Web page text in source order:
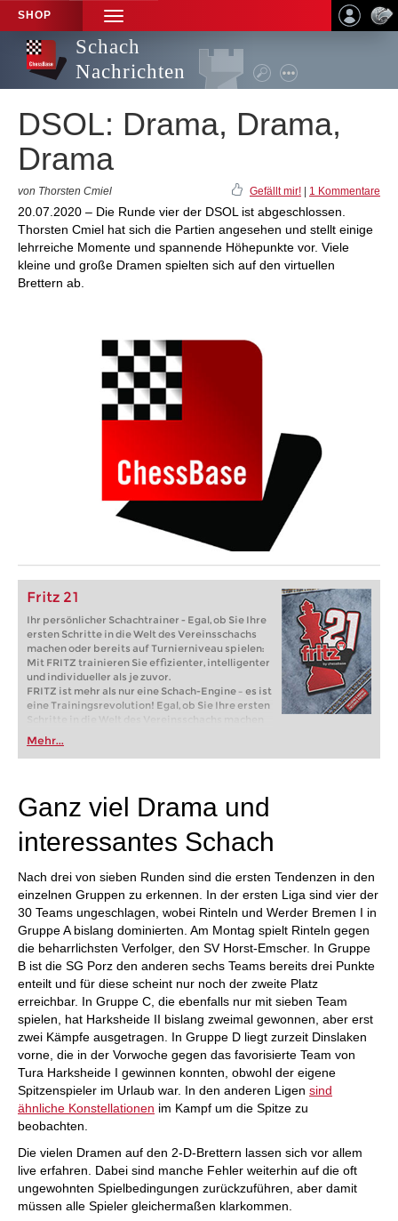
SHOP
TOGGLE
NAVIGATION
Schach
Nachrichten
DSOL: Drama, Drama,
Drama
von Thorsten Cmiel Gefällt mir! 1 Kommentare
20.07.2020 – Die Runde vier der DSOL ist abgeschlossen.
Thorsten Cmiel hat sich die Partien angesehen und stellt einige
lehrreiche Momente und spannende Höhepunkte vor. Viele
kleine und große Dramen spielten sich auf den virtuellen
Brettern ab.
Fritz 21
Ihr persönlicher Schachtrainer - Egal, ob Sie Ihre
ersten Schritte in die Welt des Vereinsschachs
machen oder bereits auf Turnierniveau spielen:
Mit FRITZ trainieren Sie effizienter, intelligenter
und individueller als je zuvor.
FRITZ ist mehr als nur eine Schach-Engine – es ist
eine Trainingsrevolution! Egal, ob Sie Ihre ersten
Schritte in die Welt des Vereinsschachs machen
oder bereits auf Turnierniveau spielen: Mit
FRITZ trainieren Sie effizienter, intelligenter und
individueller als je zuvor.
Mehr...
Ganz viel Drama und
interessantes Schach
Nach drei von sieben Runden sind die ersten Tendenzen in den
einzelnen Gruppen zu erkennen. In der ersten Liga sind vier der
30 Teams ungeschlagen, wobei Rinteln und Werder Bremen I in
Gruppe A bislang dominierten. Am Montag spielt Rinteln gegen
die beharrlichsten Verfolger, den SV Horst-Emscher. In Gruppe
B ist die SG Porz den anderen sechs Teams bereits drei Punkte
enteilt und für diese scheint nur noch der zweite Platz
erreichbar. In Gruppe C, die ebenfalls nur mit sieben Team
spielen, hat Harksheide II bislang zweimal gewonnen, aber erst
zwei Kämpfe ausgetragen. In Gruppe D liegt zurzeit Dinslaken
vorne, die in der Vorwoche gegen das favorisierte Team von
Tura Harksheide I gewinnen konnten, obwohl der eigene
Spitzenspieler im Urlaub war. In den anderen Ligen sind
ähnliche Konstellationen im Kampf um die Spitze zu
beobachten.
Die vielen Dramen auf den 2-D-Brettern lassen sich vor allem
live erfahren. Dabei sind manche Fehler weiterhin auf die oft
ungewohnten Spielbedingungen zurückzuführen, aber damit
müssen alle Spieler gleichermaßen klarkommen.